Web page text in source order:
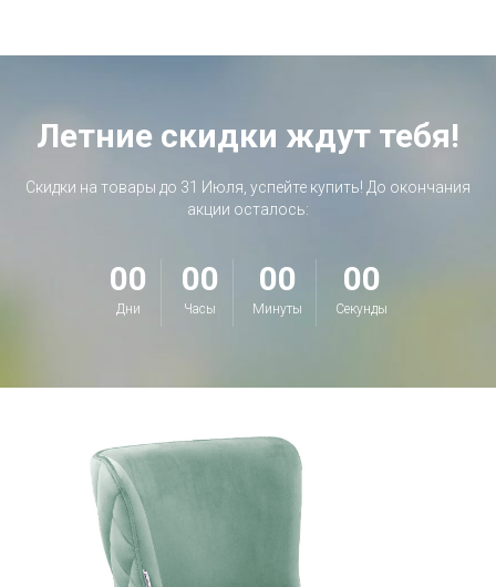
Летние скидки ждут тебя!
Скидки на товары до 31 Июля, успейте купить! До окончания
акции осталось:
00
Дни
00
Часы
00
Минуты
00
Секунды